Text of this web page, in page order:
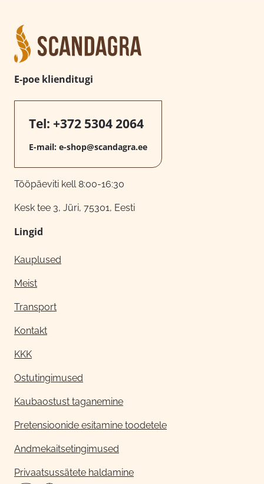
E-poe klienditugi
Tel: +372 5304 2064
E-mail: e-shop@scandagra.ee
Tööpäeviti kell 8:00-16:30
Kesk tee 3, Jüri, 75301, Eesti
Lingid
Kauplused
Meist
Transport
Kontakt
KKK
Ostutingimused
Kaubaostust taganemine
Pretensioonide esitamine toodetele
Andmekaitsetingimused
Privaatsussätete haldamine